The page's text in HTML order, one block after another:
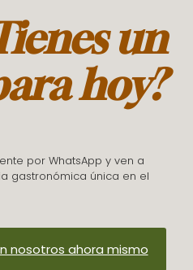
un
hoy?
por WhatsApp y ven a
gastronómica única en el
nosotros ahora mismo